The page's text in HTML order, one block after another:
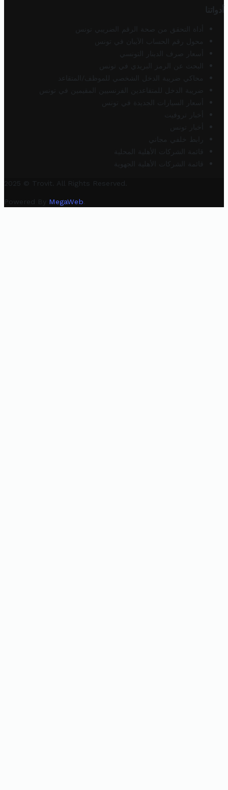
أدواتنا
أداة التحقق من صحة الرقم الضريبي تونس
محول رقم الحساب الآيبان في تونس
أسعار صرف الدينار التونسي
البحث عن الرمز البريدي في تونس
محاكي ضريبة الدخل الشخصي للموظف/المتقاعد
ضريبة الدخل للمتقاعدين الفرنسيين المقيمين في تونس
أسعار السيارات الجديدة في تونس
أخبار تروفيت
أخبار تونس
رابط خلفي مجاني
قائمة الشركات الأهلية المحلية
قائمة الشركات الأهلية الجهوية
2025 © Trovit. All Rights Reserved.
Powered By MegaWeb